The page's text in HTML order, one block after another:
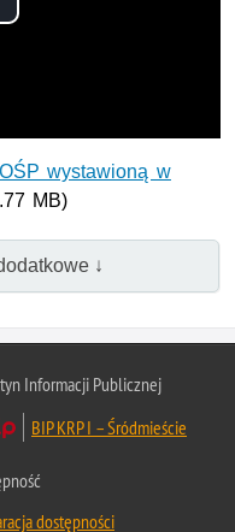
wystawioną w
MB)
↓
Informacji Publicznej
BIP KRP I – Śródmieście
dostępności